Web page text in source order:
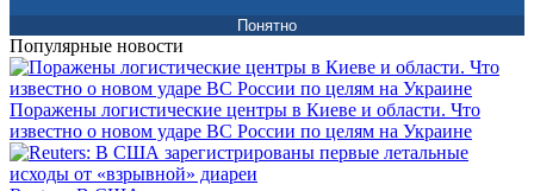
Понятно
Популярные новости
Поражены логистические центры в Киеве и области. Что
известно о новом ударе ВС России по целям на Украине